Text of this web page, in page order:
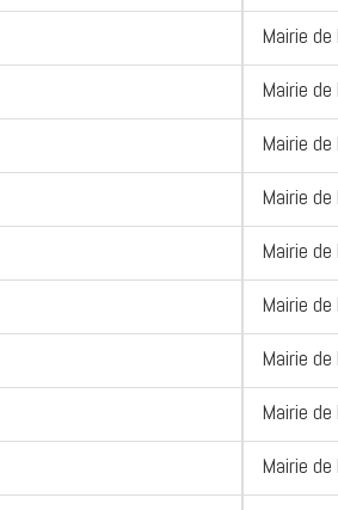
Mairie de
Mairie
Mairie
Mairie de
Mairie
Mairie
Mairie
Mairie
Mairie de